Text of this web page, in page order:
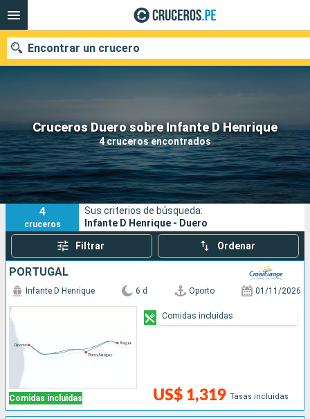
Cruceros Duero sobre Infante D Henrique
4 cruceros encontrados
Encontrar un crucero
Nuestros destinos
Fecha de salida
Puertos Compañías
Buscar
4
cruceros
Sus criterios de búsqueda:
Infante D Henrique - Duero
Filtrar Ordenar
PORTUGAL
Comidas incluidas
Infante D Henrique 6 d Oporto 01/11/2026
US$ 1,319 Tasas incluidas
Comidas incluidas